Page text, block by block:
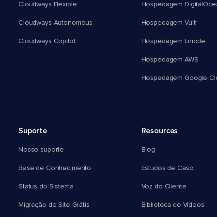
Cloudways Flexible
Cloudways Autonomous
Cloudways Copilot
Hospedagem
Hospedagem Vultr
Hospedagem Linode
Hospedagem AWS
Hospedagem Google
Suporte
Nosso suporte
Base de Conhecimento
Status do Sistema
Migração de Site Grátis
Resources
Blog
Estudos de Caso
Voz do Cliente
Biblioteca de Vídeos